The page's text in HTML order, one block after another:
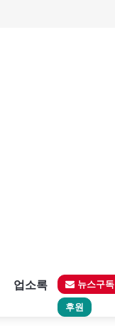
업소록 뉴스구독
후원